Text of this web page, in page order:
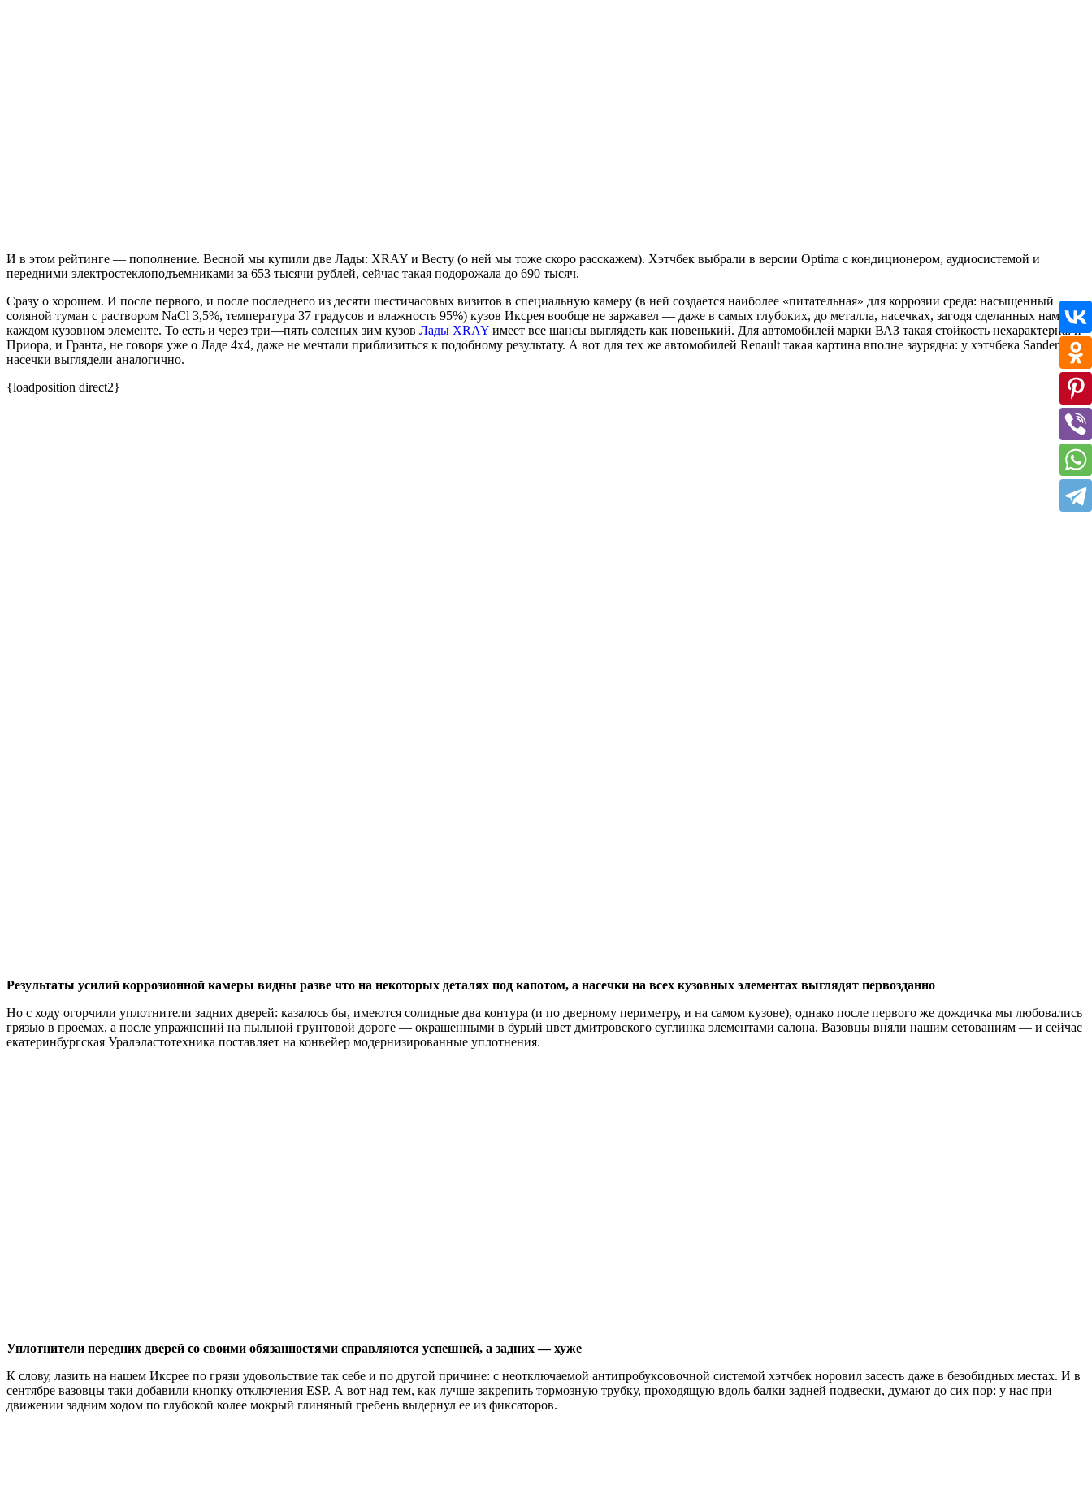
И в этом рейтинге — пополнение. Весной мы купили две Лады: XRAY и Весту (о ней мы тоже скоро расскажем). Хэтчбек выбрали в версии Optima с кондиционером, аудиосистемой и
передними электростеклоподъемниками за 653 тысячи рублей, сейчас такая подорожала до 690 тысяч.
Сразу о хорошем. И после первого, и после последнего из десяти шестичасовых визитов в специальную камеру (в ней создается наиболее «питательная» для коррозии среда: насыщенный
соляной туман с раствором NaCl 3,5%, температура 37 градусов и влажность 95%) кузов Иксрея вообще не заржавел — даже в самых глубоких, до металла, насечках, загодя сделанных нами на
каждом кузовном элементе. То есть и через три—пять соленых зим кузов Лады XRAY имеет все шансы выглядеть как новенький. Для автомобилей марки ВАЗ такая стойкость нехарактерна: и
Приора, и Гранта, не говоря уже о Ладе 4х4, даже не мечтали приблизиться к подобному результату. А вот для тех же автомобилей Renault такая картина вполне заурядна: у хэтчбека Sandero
насечки выглядели аналогично.
{loadposition direct2}
Результаты усилий коррозионной камеры видны разве что на некоторых деталях под капотом, а насечки на всех кузовных элементах выглядят первозданно
Но с ходу огорчили уплотнители задних дверей: казалось бы, имеются солидные два контура (и по дверному периметру, и на самом кузове), однако после первого же дождичка мы любовались
грязью в проемах, а после упражнений на пыльной грунтовой дороге — окрашенными в бурый цвет дмитровского суглинка элементами салона. Вазовцы вняли нашим сетованиям — и сейчас
екатеринбургская Уралэластотехника поставляет на конвейер модернизированные уплотнения.
Уплотнители передних дверей со своими обязанностями справляются успешней, а задних — хуже
К слову, лазить на нашем ­Иксрее по грязи удовольствие так себе и по другой причине: с неотключаемой антипробуксовочной системой хэтчбек норовил засесть даже в безобидных местах. И в
сентябре вазовцы таки добавили кнопку отключения ESP. А вот над тем, как лучше закрепить тормозную трубку, проходящую вдоль балки задней подвески, думают до сих пор: у нас при
движении задним ходом по глубокой колее мокрый глиняный гребень выдернул ее из фиксаторов.